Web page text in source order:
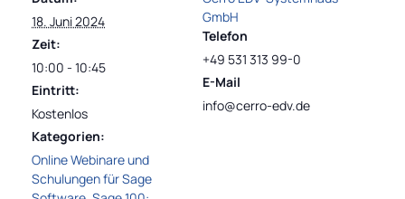
18. Juni 2024
Zeit:
10:00 - 10:45
Eintritt:
Kostenlos
Kategorien:
Online Webinare und
Schulungen für Sage
GmbH
Telefon
+49 531 313 99-0
E-Mail
info@cerro-edv.de